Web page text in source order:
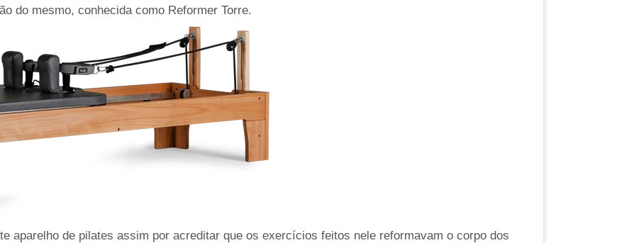
do mesmo, conhecida como Reformer Torre.
aparelho de pilates assim por acreditar que os exercícios feitos nele reformavam o corpo dos